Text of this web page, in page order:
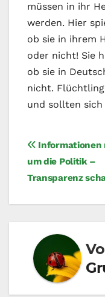
müssen in ihr
werden. Hier
ob sie in ihrem
oder nicht! Sie
ob sie in
nicht.
und sollten
Informationen
um die Politik –
Transparenz